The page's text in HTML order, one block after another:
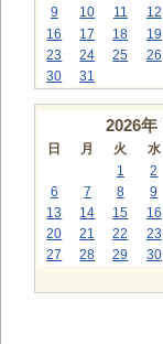
9
10 11 12
16
17 18 19
23
24 25 26
30
31
2026年
日 月 火 水
1
2
6
7 8 9
13
14 15 16
20
21 22 23
27
28 29 30